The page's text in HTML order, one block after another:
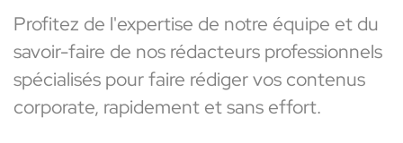
Profitez de l'expertise de notre équipe et du
savoir-faire de nos rédacteurs professionnels
spécialisés pour faire rédiger vos contenus
corporate, rapidement et sans effort.